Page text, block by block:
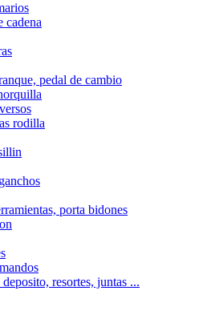
cadena
pedal de cambio
rodilla
porta bidones
deposito, resortes, juntas ...